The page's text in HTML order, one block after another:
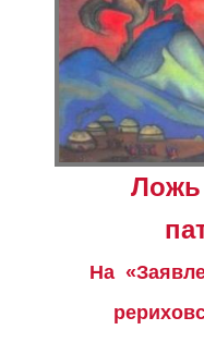
Ложь
На